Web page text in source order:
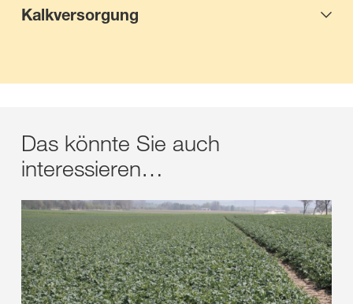
Kalkversorgung
Das könnte Sie auch
interessieren…